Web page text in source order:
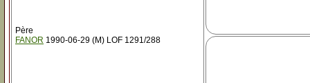
Père
FANOR 1990-06-29 (M) LOF 1291/288